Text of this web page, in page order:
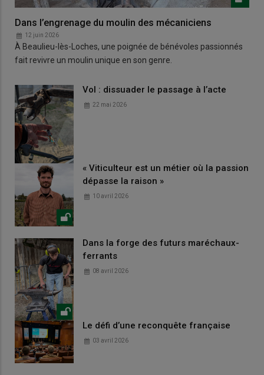
Dans l’engrenage du moulin des mécaniciens
12 juin 2026
À Beaulieu-lès-Loches, une poignée de bénévoles passionnés
fait revivre un moulin unique en son genre.
Vol : dissuader le passage à l’acte
22 mai 2026
« Viticulteur est un métier où la passion
dépasse la raison »
10 avril 2026
Dans la forge des futurs maréchaux-
ferrants
08 avril 2026
Le défi d’une reconquête française
03 avril 2026